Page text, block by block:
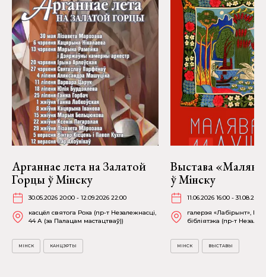
Арганнае лета на Залатой
Горцы ў Мінску
30.05.2026 20:00 - 12.09.2026 22:00
касцёл святога Роха (пр-т Незалежнасці,
44 А (за Палацам мастацтваў))
МІНСК КАНЦЭРТЫ
Выстава
ў Мінску
11.06.2026 16:00 - 31.08.2026
галерэя «Лабірынт»,
бібліятэка (пр-т
МІНСК ВЫСТАВЫ